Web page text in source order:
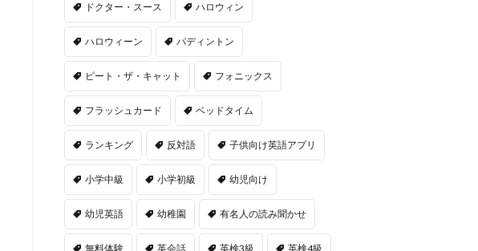
ドクター・スース ハロウィン
ハロウィーン パディントン
ピート・ザ・キャット フォニックス
フラッシュカード ベッドタイム
ランキング 反対語 子供向け英語アプリ
小学中級 小学初級 幼児向け
幼児英語 幼稚園 有名人の読み聞かせ
無料体験 英会話 英検3級 英検4級